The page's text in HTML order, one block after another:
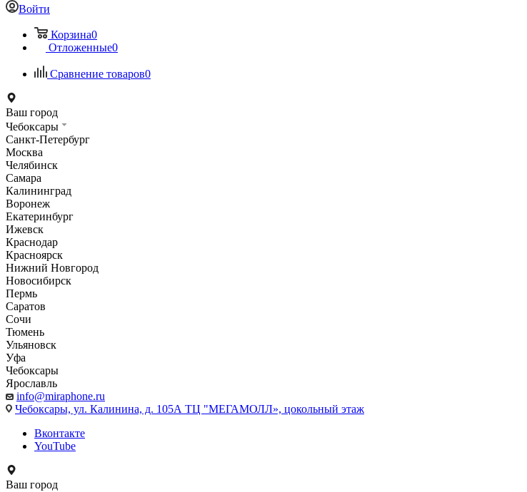
Войти
Корзина0
Отложенные0
Сравнение товаров0
Ваш город
Чебоксары
Санкт-Петербург
Москва
Челябинск
Самара
Калининград
Воронеж
Екатеринбург
Ижевск
Краснодар
Красноярск
Нижний Новгород
Новосибирск
Пермь
Саратов
Сочи
Тюмень
Ульяновск
Уфа
Чебоксары
Ярославль
info@miraphone.ru
Чебоксары, ул. Калинина, д. 105А ТЦ "МЕГАМОЛЛ», цокольный этаж
Вконтакте
YouTube
Ваш город